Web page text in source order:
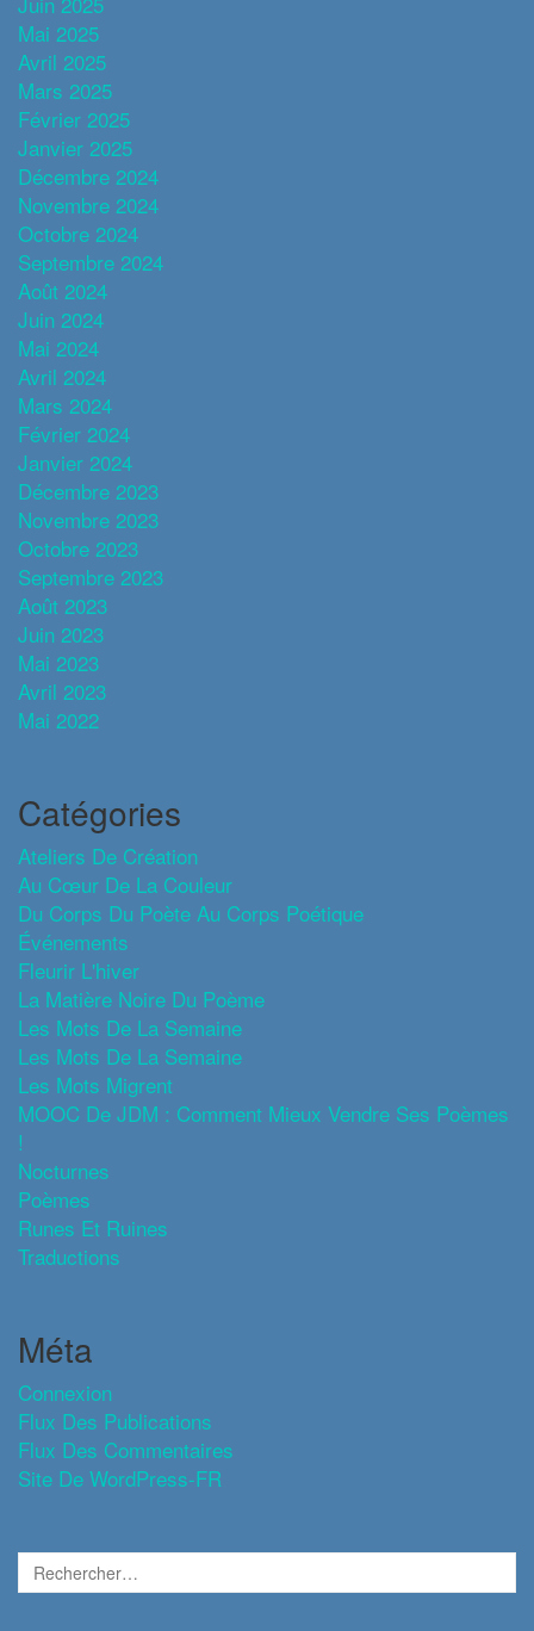
Mai 2025
Avril 2025
Mars 2025
Février 2025
Janvier 2025
Décembre 2024
Novembre 2024
Octobre 2024
Septembre 2024
Août 2024
Juin 2024
Mai 2024
Avril 2024
Mars 2024
Février 2024
Janvier 2024
Décembre 2023
Novembre 2023
Octobre 2023
Septembre 2023
Août 2023
Juin 2023
Mai 2023
Avril 2023
Mai 2022
Catégories
Ateliers De Création
Au Cœur De La Couleur
Du Corps Du Poète Au Corps Poétique
Événements
Fleurir L'hiver
La Matière Noire Du Poème
Les Mots De La Semaine
Les Mots De La Semaine
Les Mots Migrent
MOOC De JDM : Comment Mieux Vendre Ses Poèmes
!
Nocturnes
Poèmes
Runes Et Ruines
Traductions
Méta
Connexion
Flux Des Publications
Flux Des Commentaires
Site De WordPress-FR